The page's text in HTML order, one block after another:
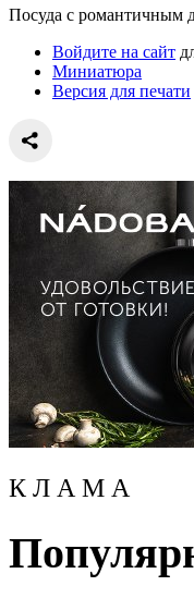
Посуда с романтичным
Войдите на сайт
Миниатюра
Версия для печати
К Л А М А